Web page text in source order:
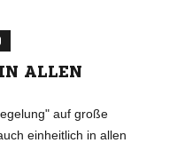
ALLEN
auf große
einheitlich in allen